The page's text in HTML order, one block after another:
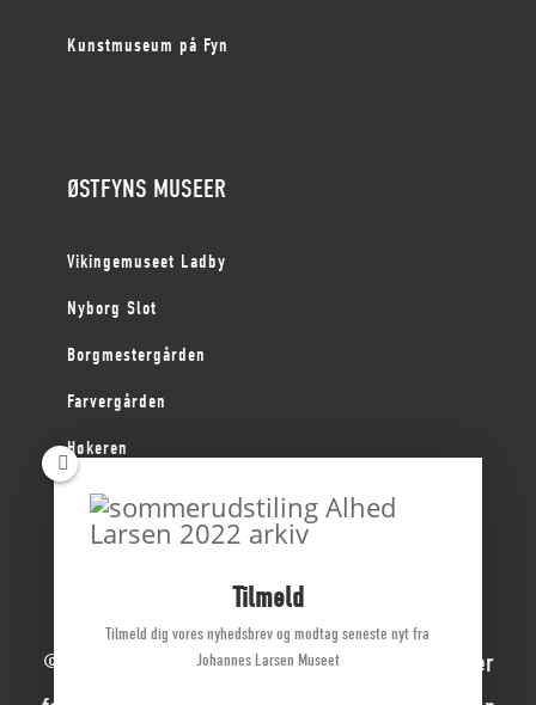
Kunstmuseum på Fyn
ØSTFYNS MUSEER
Vikingemuseet Ladby
Nyborg Slot
Borgmestergården
Farvergården
Høkeren
Kerteminde Byhistoriske Arkiv
Dyrehave Mølle
© 2022 Johannes Larsen Museet | Alle rettigheder
Tilmeld
Tilmeld dig vores nyhedsbrev og modtag seneste nyt fra
Johannes Larsen Museet